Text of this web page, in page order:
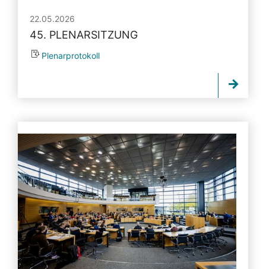
22.05.2026
45. PLENARSITZUNG
Plenarprotokoll